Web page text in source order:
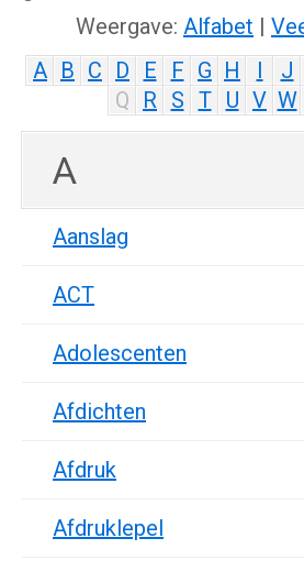
Weergave: Alfabet |
A B C D E F G H I J
Q
R S T U V W
A
Aanslag
ACT
Adolescenten
Afdichten
Afdruk
Afdruklepel